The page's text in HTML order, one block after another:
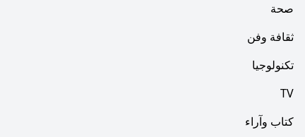
صحة
ثقافة وفن
تكنولوجيا
TV
كتاب وآراء